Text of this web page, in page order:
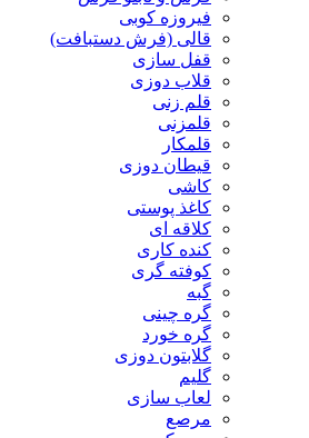
فیروزه کوبی
قالی (فرش دستبافت)
قفل سازی
قلاب دوزی
قلم زنی
قلمزنی
قلمکار
قیطان دوزی
کاشی
کاغذ پوستی
کلاقه ای
کنده کاری
کوفته گری
گبه
گره چینی
گره خورد
گلابتون دوزی
گلیم
لعاب سازی
مرصع